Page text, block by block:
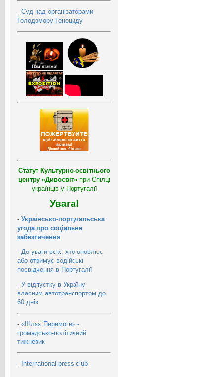
- Суд над організаторами
Голодомору-Геноциду
Статут Культурно-освітнього
центру «Дивосвіт» при Спілці
українців у Португалії
Увага!
- Українсько-португальська
угода про соціальне
забезпечення
- До уваги всіх, хто оновлює
або отримує водійські
посвідчення в Португалії
- У відпустку в Україну
власним автотранспортом до
60 днів
- «Шлях Перемоги» -
громадсько-політичний
тижневик
- International press-club